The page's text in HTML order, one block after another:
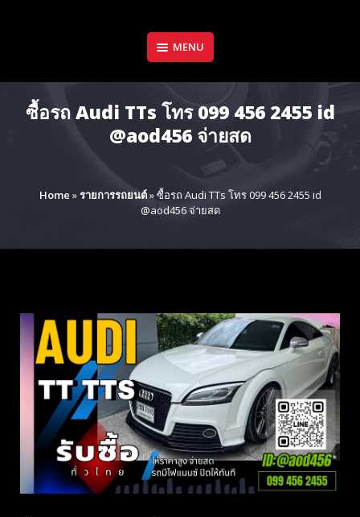
MENU
ซื้อรถ Audi TTs โทร 099 456 2455 id
@aod456 จ่ายสด
Home »รายการรถยนต์»ซื้อรถ Audi TTs โทร 099 456 2455 id
@aod456 จ่ายสด